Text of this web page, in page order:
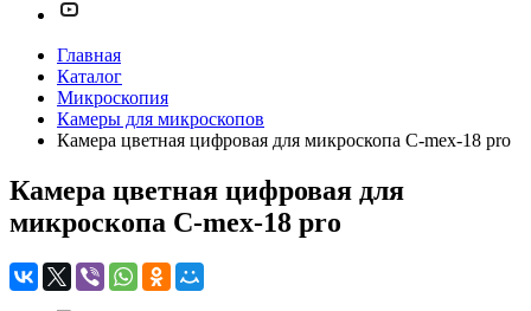
Главная
Каталог
Микроскопия
Камеры для микроскопов
Камера цветная цифровая для микроскопа C-mex-18 pro
Камера цветная цифровая для
микроскопа C-mex-18 pro